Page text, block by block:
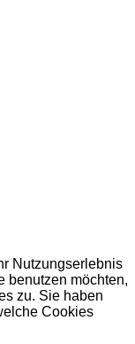
Nutzungserlebnis
benutzen möchten,
zu. Sie haben
Cookies